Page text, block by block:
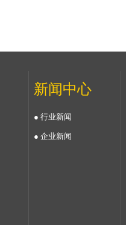
新闻中心
● 行业新闻
● 企业新闻